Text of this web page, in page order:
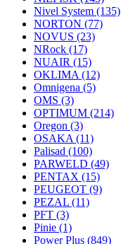
Nivel System (135)
NORTON (77)
NOVUS (23)
NRock (17)
NUAIR (15)
OKLIMA (12)
Omnigena (5)
OMS (3)
OPTIMUM (214)
Oregon (3)
OSAKA (11)
Palisad (100)
PARWELD (49)
PENTAX (15)
PEUGEOT (9)
PEZAL (11)
PFT (3)
Pinie (1)
Power Plus (849)